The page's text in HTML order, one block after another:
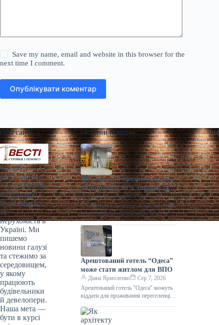
Save my name, email and website in this browser for the
next time I comment.
Опублікувати коментар
Про сайт
«Весті
будівництва»
— галузевий
портал про
будівництво
та
нерухомість в
Україні. Ми
пишемо
новини галузі
та стежимо за
середовищем,
у якому
працюють
будівельники
й девелопери.
Наша мета —
бути в курсі
Останні новини
На Сумщині продають завод,
який продає 90% товарів за
кордон
Діана Ярмоленко
Сер 7, 2026
У Конотопі виставили на продаж діюче
агропідприємство/Inventure У місті
Конотоп Сумської області виставили
на продаж 100% корпоративних прав
діючого агропереробного
Арештований готель “Одеса”
може стати житлом для ВПО
Діана Ярмоленко
Сер 7, 2026
Арештований готель "Одеса" можуть
віддати для проживання переселенців /
може стати першим арештованим
об’єктом нерухомості,